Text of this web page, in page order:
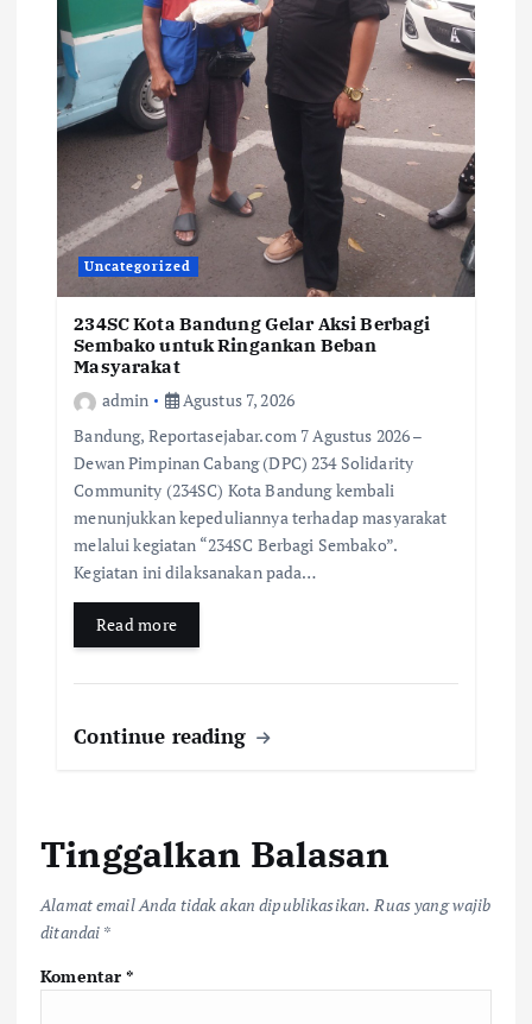
Uncategorized
234SC Kota Bandung Gelar Aksi Berbagi
Sembako untuk Ringankan Beban
Masyarakat
admin
Agustus 7, 2026
Bandung, Reportasejabar.com 7 Agustus 2026 –
Dewan Pimpinan Cabang (DPC) 234 Solidarity
Community (234SC) Kota Bandung kembali
menunjukkan kepeduliannya terhadap masyarakat
melalui kegiatan “234SC Berbagi Sembako”.
Kegiatan ini dilaksanakan pada…
Read more
Continue reading
Tinggalkan Balasan
Alamat email Anda tidak akan dipublikasikan. Ruas yang wajib
ditandai *
Komentar*